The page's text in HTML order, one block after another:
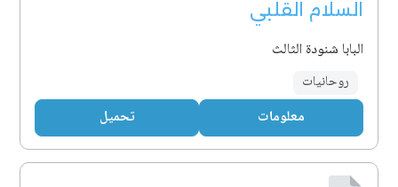
السلام القلبي
البابا شنودة الثالث
روحانيات
معلومات تحميل